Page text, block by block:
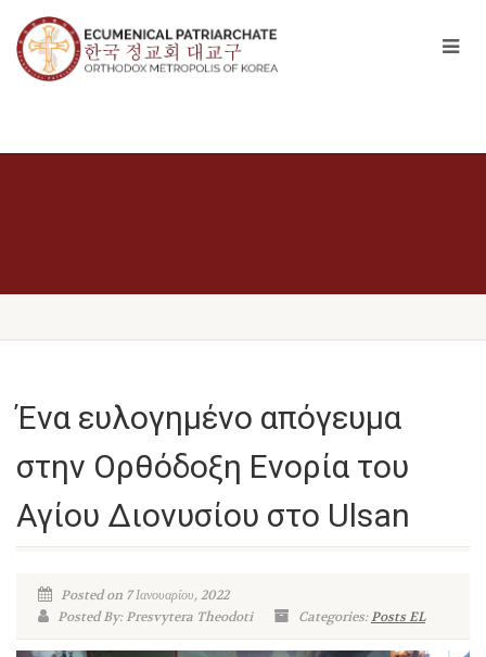
Ένα ευλογημένο απόγευμα
στην Ορθόδοξη Ενορία του
Αγίου Διονυσίου στο Ulsan
Posted on 7 Ιανουαρίου, 2022
Posted By: Presvytera Theodoti
Categories:Posts EL